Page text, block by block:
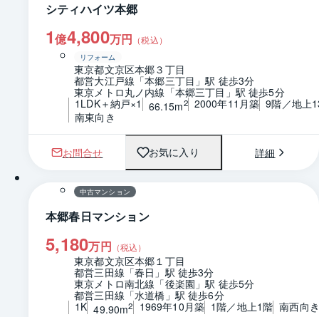
シティハイツ本郷
1億4,800万円 （税込）
リフォーム
東京都文京区本郷３丁目
都営大江戸線「本郷三丁目」駅 徒歩3分
東京メトロ丸ノ内線「本郷三丁目」駅 徒歩5分
1LDK＋納戸×1
66.15m2 2000年11月築 9階／地上
南東向き
お問合せ お気に入り 詳細
1 / 0 間取り
中古マンション
本郷春日マンション
5,180万円 （税込）
東京都文京区本郷１丁目
都営三田線「春日」駅 徒歩3分
東京メトロ南北線「後楽園」駅 徒歩5分
都営三田線「水道橋」駅 徒歩6分
1K 49.90m2 1969年10月築 1階／地上1階 南西向き